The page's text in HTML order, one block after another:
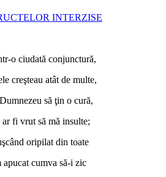
o ciudată conjunctură,
creşteau atât de multe,
să ţin o cură,
ar fi vrut să mă insulte;
oripilat din toate
apucat cumva să-i zic